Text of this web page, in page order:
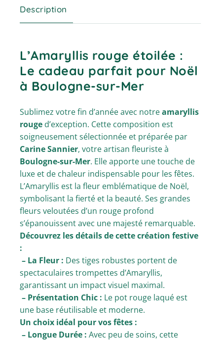
Description
L’Amaryllis rouge étoilée :
Le cadeau parfait pour Noël
à Boulogne-sur-Mer
Sublimez votre fin d’année avec notreamaryllis
rouge d’exception. Cette composition est
soigneusement sélectionnée et préparée par
Carine Sannier, votre artisan fleuriste à
Boulogne-sur-Mer. Elle apporte une touche de
luxe et de chaleur indispensable pour les fêtes.
L’Amaryllis est la fleur emblématique de Noël,
symbolisant la fierté et la beauté. Ses grandes
fleurs veloutées d’un rouge profond
s’épanouissent avec une majesté remarquable.
Découvrez les détails de cette création festive
:
– La Fleur : Des tiges robustes portent de
spectaculaires trompettes d’Amaryllis,
garantissant un impact visuel maximal.
– Présentation Chic : Le pot rouge laqué est
une base réutilisable et moderne.
Un choix idéal pour vos fêtes :
– Longue Durée : Avec peu de soins, cette